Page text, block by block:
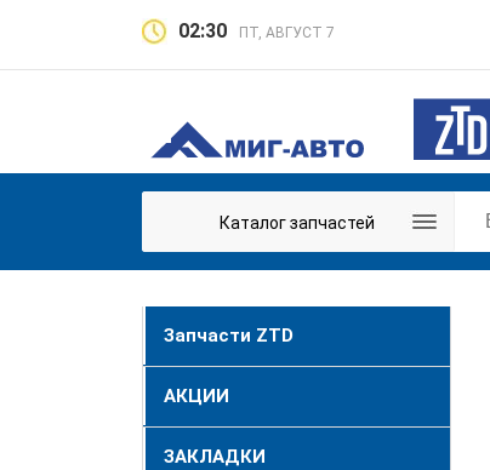
02:30 ПТ, АВГУСТ 7
Каталог запчастей
Запчасти ZTD
АКЦИИ
ЗАКЛАДКИ